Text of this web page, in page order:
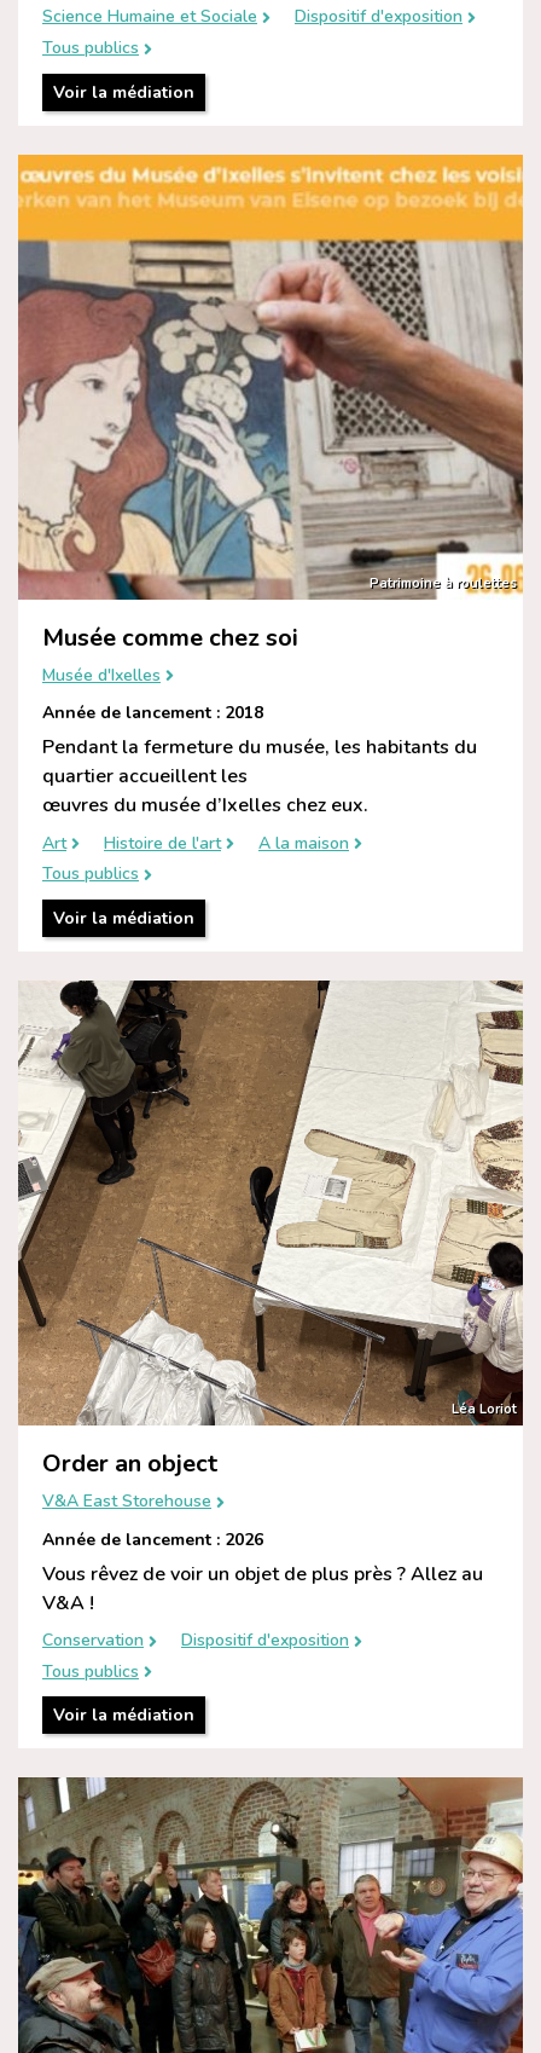
Science Humaine et Sociale
Dispositif d'exposition
Tous publics
Voir la médiation
Patrimoine à roulettes
Musée comme chez soi
Musée d'Ixelles
Année de lancement : 2018
Pendant la fermeture du musée, les habitants du
quartier accueillent les
œuvres du musée d’Ixelles chez eux.
Art Histoire de l'art
A la maison
Tous publics
Voir la médiation
Léa Loriot
Order an object
V&A East Storehouse
Année de lancement : 2026
Vous rêvez de voir un objet de plus près ? Allez au
V&A !
Conservation
Dispositif d'exposition
Tous publics
Voir la médiation